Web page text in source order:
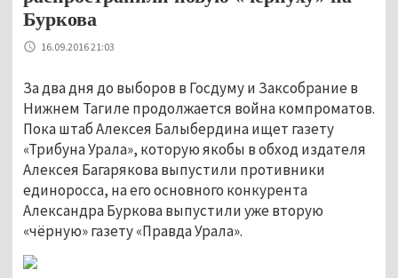
Буркова
16.09.2016 21:03
За два дня до выборов в Госдуму и Заксобрание в
Нижнем Тагиле продолжается война компроматов.
Пока штаб Алексея Балыбердина ищет газету
«Трибуна Урала», которую якобы в обход издателя
Алексея Багарякова выпустили противники
единоросса, на его основного конкурента
Александра Буркова выпустили уже вторую
«чёрную» газету «Правда Урала».